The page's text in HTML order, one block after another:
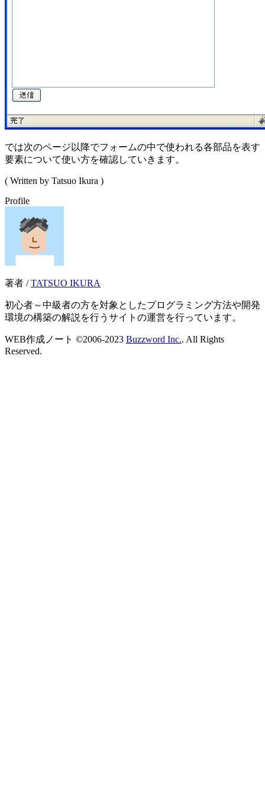
では次のページ以降でフォームの中で使われる各部品を表す
要素について使い方を確認していきます。
( Written by Tatsuo Ikura )
Profile
著者 /TATSUO IKURA
初心者～中級者の方を対象としたプログラミング方法や開発
環境の構築の解説を行うサイトの運営を行っています。
WEB作成ノート ©2006-2023 Buzzword Inc.. All Rights
Reserved.